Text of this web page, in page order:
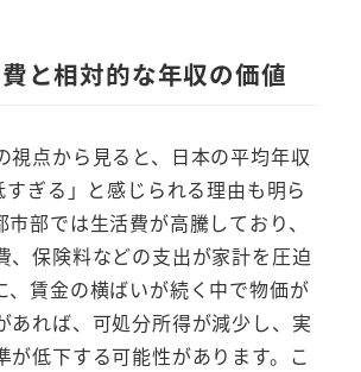
と相対的な年収の価値
視点から見ると、日本の平均年収
ぎる」と感じられる理由も明ら
市部では生活費が高騰しており、
、保険料などの支出が家計を圧迫
、賃金の横ばいが続く中で物価が
あれば、可処分所得が減少し、実
が低下する可能性があります。こ